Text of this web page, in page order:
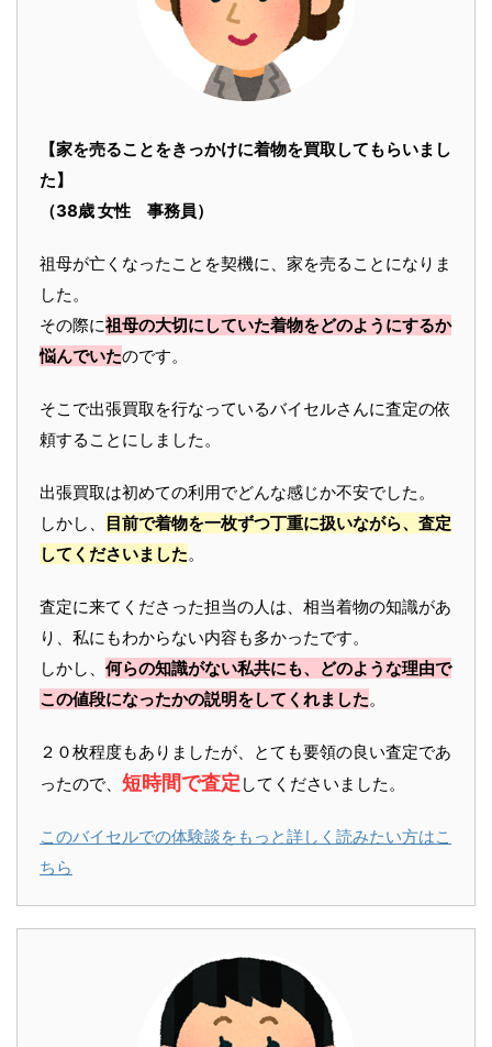
【家を売ることをきっかけに着物を買取してもらいまし
た】
（38歳 女性 事務員）
祖母が亡くなったことを契機に、家を売ることになりま
した。
その際に祖母の大切にしていた着物をどのようにするか
悩んでいたのです。
そこで出張買取を行なっているバイセルさんに査定の依
頼することにしました。
出張買取は初めての利用でどんな感じか不安でした。
しかし、
目前で着物を一枚ずつ丁重に扱いながら、査定
してくださいました。
査定に来てくださった担当の人は、相当着物の知識があ
り、私にもわからない内容も多かったです。
しかし、 何らの知識がない私共にも、どのような理由で
この値段になったかの説明をしてくれました。
２０枚程度もありましたが、とても要領の良い査定であ
ったので、 短時間で査定 してくださいました。
このバイセルでの体験談をもっと詳しく読みたい方はこ
ちら